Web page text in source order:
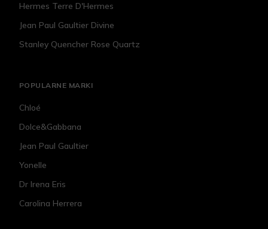
Hermes Terre D'Hermes
Jean Paul Gaultier Divine
Stanley Quencher Rose Quartz
POPULARNE MARKI
Chloé
Dolce&Gabbana
Jean Paul Gaultier
Yonelle
Dr Irena Eris
Carolina Herrera